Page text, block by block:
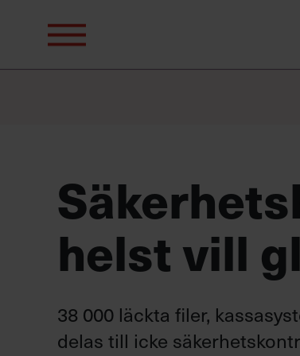
efter:
helst vill
38 000 läckta filer,
delas till icke